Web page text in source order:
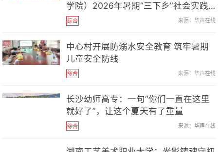
学院）2026年暑期“三下乡”社会实践
活动侧记
综合 来源：华声在线
中心村开展防溺水安全教育 筑牢暑期
儿童安全防线
综合 来源：华声在线
长沙幼师高专：一句“你们一直在这里
就好了”，让这个夏天有了重量
综合 来源：华声在线